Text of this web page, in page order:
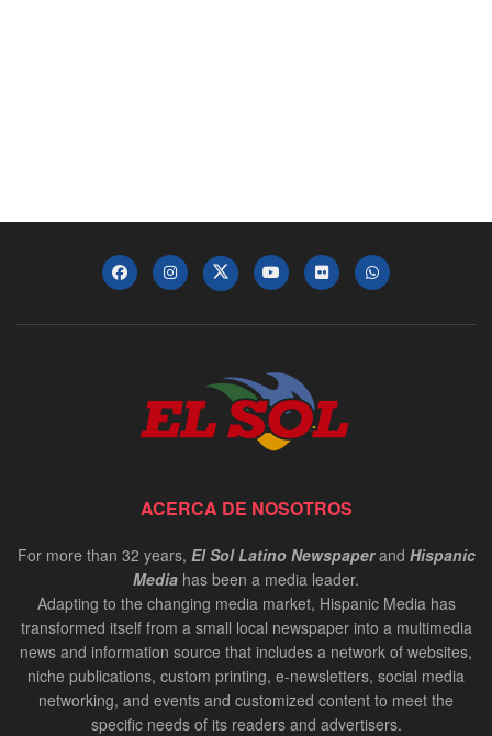
ACERCA DE NOSOTROS
For more than 32 years, El Sol Latino Newspaperand Hispanic
Media has been a media leader.
Adapting to the changing media market, Hispanic Media has
transformed itself from a small local newspaper into a multimedia
news and information source that includes a network of websites,
niche publications, custom printing, e-newsletters, social media
networking, and events and customized content to meet the
specific needs of its readers and advertisers.